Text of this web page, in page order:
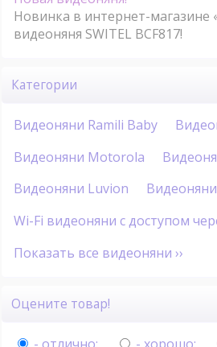
Новинка в интернет-магазине
видеоняня SWITEL BCF817!
Категории
Видеоняни Ramili Baby
Видеоняни Motorola
Видеоняни Luvion
Wi-Fi видеоняни с доступом
Показать все видеоняни ››
Оцените товар!